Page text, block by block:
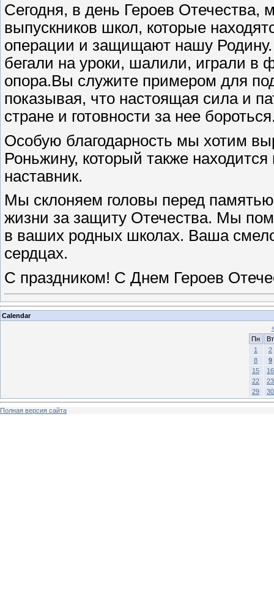
Сегодня, в день Героев Отечества,
выпускников школ, которые
операции и защищают нашу
бегали на уроки, шалили, играли
опора.Вы служите примером для
показывая, что настоящая сила и
стране и готовности за нее
Особую благодарность мы хотим
Роньжину, который также
наставник.
Мы склоняем головы перед
жизни за защиту Отечества. Мы
в ваших родных школах. Ваша
сердцах.
С праздником! С Днем Героев
Calendar
Пн
Вт
1
2
8
9
15
16
22
23
29
30
Полная версия сайта